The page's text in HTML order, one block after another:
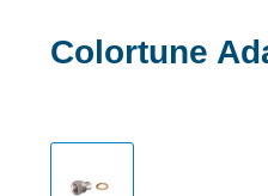
Colortune